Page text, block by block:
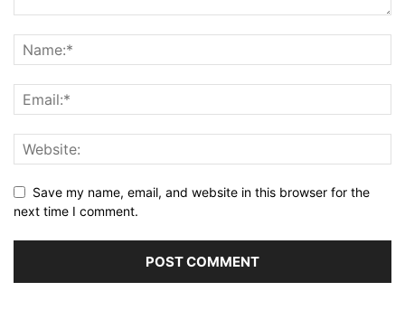
Save my name, email, and website in this browser for the
next time I comment.